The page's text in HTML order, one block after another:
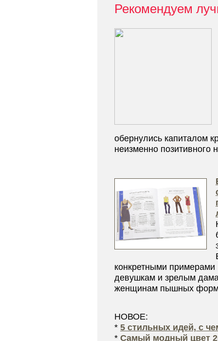
Рекомендуем
обернулись капиталом
неизменно позитивного
конкретными
девушкам и зрелым
женщинам пышных
НОВОЕ:
* 5 стильных идей, с
* Самый модный цвет